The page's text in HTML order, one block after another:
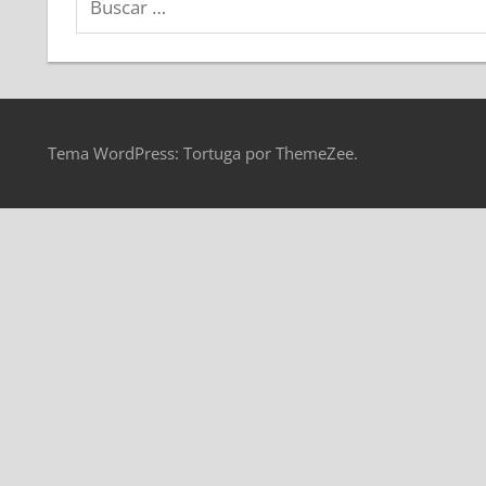
Tema WordPress: Tortuga por ThemeZee.